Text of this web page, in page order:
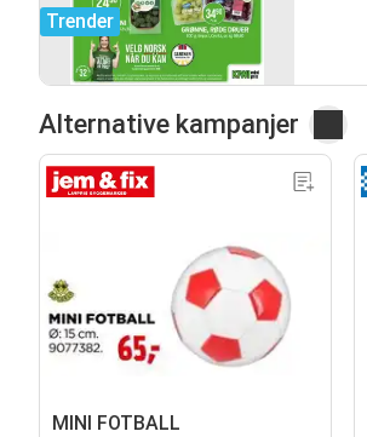
Trender
Alternative kampanjer
MINI FOTBALL